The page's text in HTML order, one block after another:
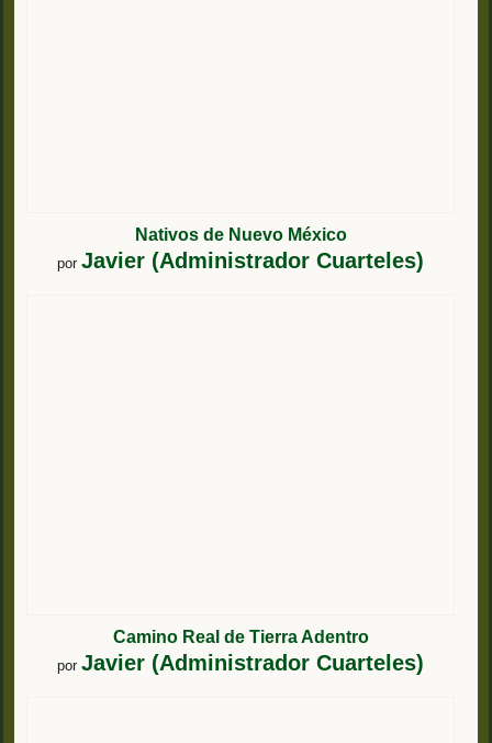
Nativos de Nuevo México
por Javier (Administrador Cuarteles)
Camino Real de Tierra Adentro
por Javier (Administrador Cuarteles)